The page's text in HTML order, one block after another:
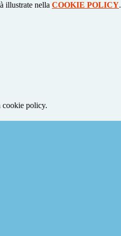
illustrate nella COOKIE POLICY.
cookie policy.